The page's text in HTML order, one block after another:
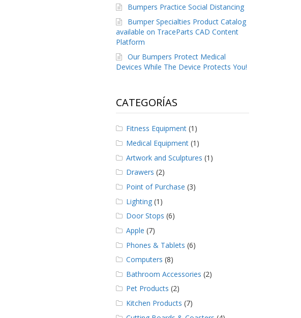
Bumpers Practice Social Distancing
Bumper Specialties Product Catalog
available on TraceParts CAD Content
Platform
Our Bumpers Protect Medical
Devices While The Device Protects You!
CATEGORÍAS
Fitness Equipment(1)
Medical Equipment(1)
Artwork and Sculptures (1)
Drawers (2)
Point of Purchase (3)
Lighting(1)
Door Stops (6)
Apple (7)
Phones & Tablets (6)
Computers (8)
Bathroom Accessories (2)
Pet Products (2)
Kitchen Products (7)